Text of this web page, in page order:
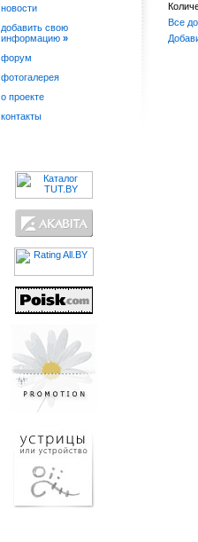
новости
добавить свою
информацию »
форум
фотогалерея
о проекте
контакты
Все